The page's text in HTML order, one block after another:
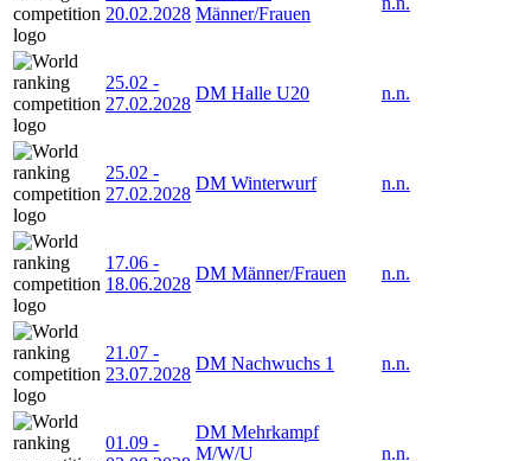
20.02.2028 Männer/Frauen
25.02 -
27.02.2028
DM Halle U20 n.n.
25.02 -
27.02.2028
DM Winterwurf n.n.
17.06 -
18.06.2028
DM Männer/Frauen n.n.
21.07 -
23.07.2028
DM Nachwuchs 1 n.n.
01.09 -
DM Mehrkampf
M/W/U
n.n.